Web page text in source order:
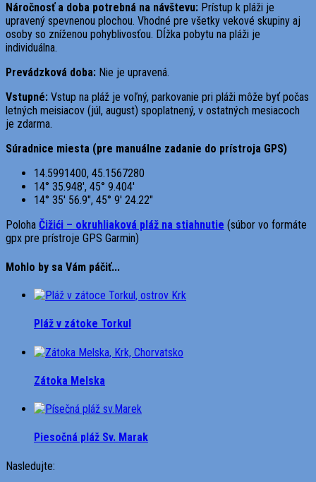
Náročnosť a doba potrebná na návštevu: Prístup k pláži je
upravený spevnenou plochou. Vhodné pre všetky vekové skupiny aj
osoby so zníženou pohyblivosťou. Dĺžka pobytu na pláži je
individuálna.
Prevádzková doba: Nie je upravená.
Vstupné: Vstup na pláž je voľný, parkovanie pri pláži môže byť počas
letných meisiacov (júl, august) spoplatnený, v ostatných mesiacoch
je zdarma.
Súradnice miesta (pre manuálne zadanie do prístroja GPS)
14.5991400, 45.1567280
14° 35.948′, 45° 9.404′
14° 35′ 56.9″, 45° 9′ 24.22″
Poloha Čižići – okruhliaková pláž na stiahnutie (súbor vo formáte
gpx pre prístroje GPS Garmin)
Mohlo by sa Vám páčiť...
Pláž v zátoke Torkul
Zátoka Melska
Piesočná pláž Sv. Marak
Nasledujte: